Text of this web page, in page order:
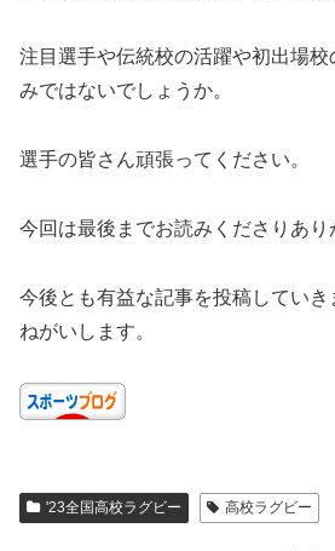
注目選手や伝統校の活躍や初出場
みではないでしょうか。
選手の皆さん頑張ってください。
今回は最後までお読みくださりあり
今後とも有益な記事を投稿してい
ねがいします。
'23全国高校ラグビー 高校ラグビー